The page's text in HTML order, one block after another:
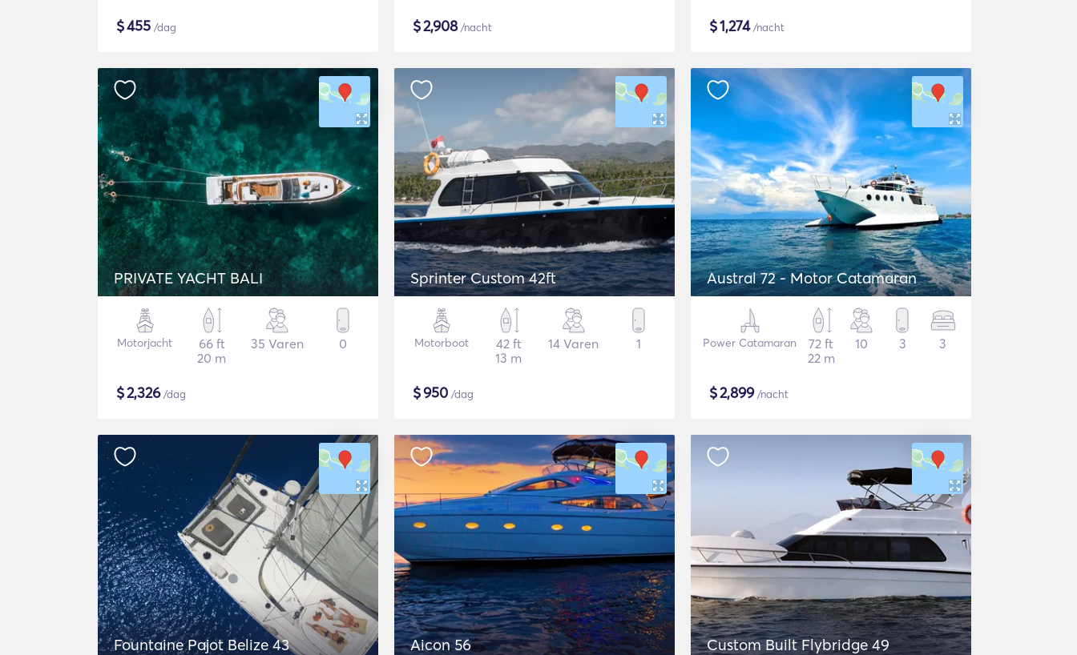
$455 /dag $2,908/nacht $1,274/nacht
PRIVATE YACHT BALI
Motorjacht
66 ft
20 m
35 Varen 0
$2,326/dag
Sprinter Custom 42ft
Motorboot
42 ft
13 m
14 Varen 1
$950 /dag
Austral 72 - Motor Catamaran
Power Catamaran
72 ft
22 m
10 3 3
$2,899/nacht
Fountaine Pajot Belize 43 Aicon 56 Custom Built Flybridge 49